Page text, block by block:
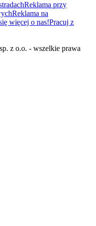
Reklama przy
Reklama na
więcej o nas!Pracuj z
z o.o. - wszelkie prawa